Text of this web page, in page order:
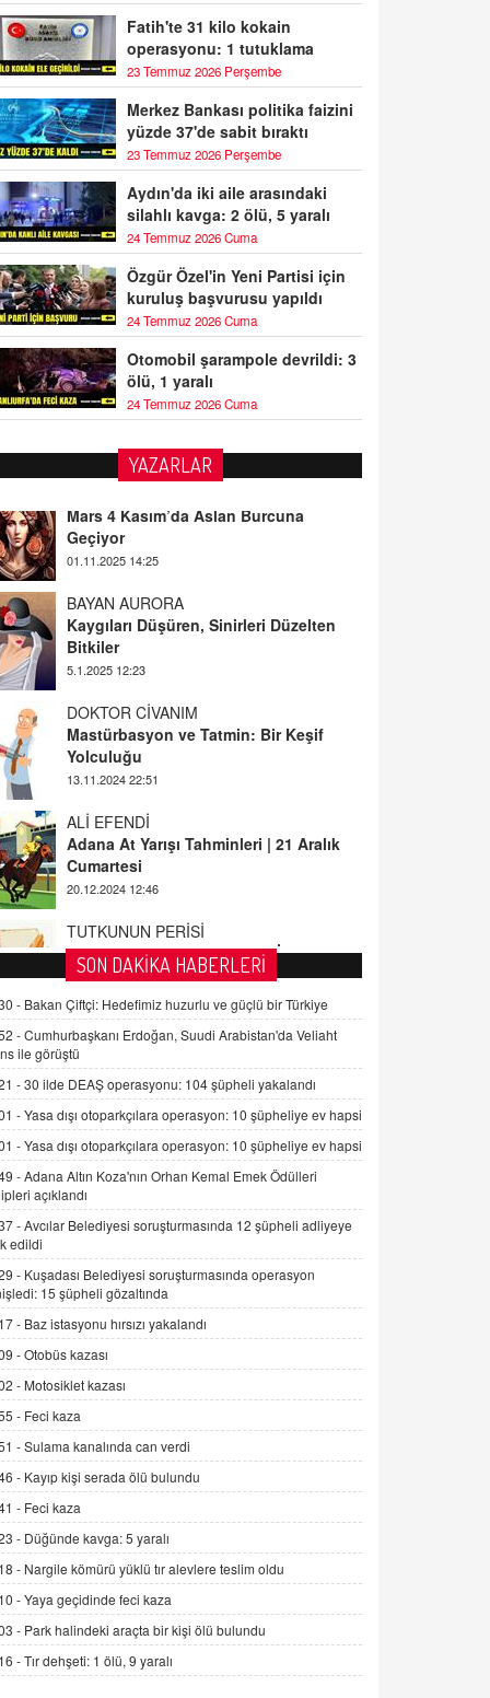
Fatih'te 31 kilo kokain
operasyonu: 1 tutuklama
23 Temmuz 2026 Perşembe
Merkez Bankası politika faizini
yüzde 37'de sabit bıraktı
23 Temmuz 2026 Perşembe
Aydın'da iki aile arasındaki
silahlı kavga: 2 ölü, 5 yaralı
24 Temmuz 2026 Cuma
Özgür Özel'in Yeni Partisi için
kuruluş başvurusu yapıldı
24 Temmuz 2026 Cuma
Otomobil şarampole devrildi: 3
ölü, 1 yaralı
24 Temmuz 2026 Cuma
YAZARLAR
BAYAN AURORA
Kaygıları Düşüren, Sinirleri Düzelten
Bitkiler
DOKTOR CİVANIM
Mastürbasyon ve Tatmin: Bir Keşif
Yolculuğu
ALİ EFENDİ
Adana At Yarışı Tahminleri | 21 Aralık
Cumartesi
TUTKUNUN PERİSİ
Sağlıklı Bir Cinsel Yaşam ile İlgili
Bilinmesi Gerekenler
FARUK ÖNALAN
Tezkere Onaylanmasaydı…
2 Kasım 2021 Salı 00:11
AV. DOĞAN CAN DOĞAN
Kişisel verilerin korunması ve dijital
hukukun gelişimi
15.09.2025 16:17
SEHER EREK
Kış Ayları Geldi, Hangi Önlemler
Alınmalı?
İNCİ GÜL AKÖL
Trump Keşke Adana'yı da Ziyaret Etse...
06.07.2026 13:00
ADEM AKÖL
Esed Destekçilerinin Yüzüne Vurulan
Şamar: Sednaya
11.12.2024 12:30
DR. EKREM ASLAN
Gerçek Ne, Algı Ne? "Beraber
Yürüyoruz" Cümlesinin Peşinden
19.07.2025 12:45
GÖNÜL MENEKŞE
Şifacının Yolu
04.11.2025 12:56
SON DAKİKA HABERLERİ
- Bakan Çiftçi: Hedefimiz huzurlu ve güçlü bir Türkiye
-Cumhurbaşkanı Erdoğan, Suudi Arabistan'da Veliaht
ile görüştü
-30 ilde DEAŞ operasyonu: 104 şüpheli yakalandı
-Yasa dışı otoparkçılara operasyon: 10 şüpheliye ev hapsi
-Yasa dışı otoparkçılara operasyon: 10 şüpheliye ev hapsi
-Adana Altın Koza'nın Orhan Kemal Emek Ödülleri
açıklandı
-Avcılar Belediyesi soruşturmasında 12 şüpheli adliyeye
edildi
- Kuşadası Belediyesi soruşturmasında operasyon
15 şüpheli gözaltında
- Baz istasyonu hırsızı yakalandı
-Otobüs kazası
- Motosiklet kazası
- Feci kaza
-Sulama kanalında can verdi
- Kayıp kişi serada ölü bulundu
- Feci kaza
- Düğünde kavga: 5 yaralı
- Nargile kömürü yüklü tır alevlere teslim oldu
-Yaya geçidinde feci kaza
- Park halindeki araçta bir kişi ölü bulundu
-Tır dehşeti: 1 ölü, 9 yaralı